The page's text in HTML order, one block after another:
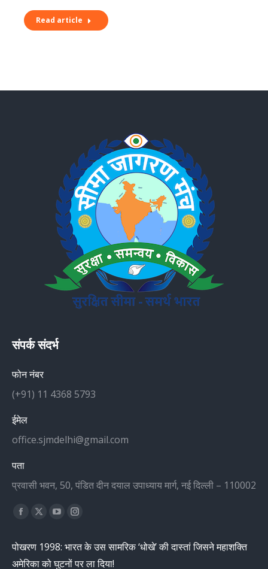
Read article
संपर्क संदर्भ
फोन नंबर
(+91) 11 4368 5793
ईमेल
office.sjmdelhi@gmail.com
पता
प्रवासी भवन, 50, पंडित दीन दयाल उपाध्याय मार्ग, नई दिल्ली – 110002
Find us on:
Facebook
opens
in
X
opens
in
YouTube
opens
in
Instagram
opens
in
पोखरण 1998: भारत के उस सामरिक ‘धोखे’ की दास्तां जिसने महाशक्ति
अमेरिका को घुटनों पर ला दिया!